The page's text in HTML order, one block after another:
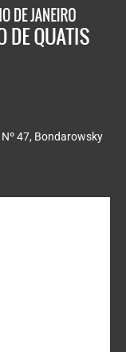
47, Bondarowsky